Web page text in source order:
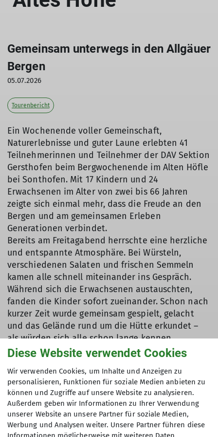
Gemeinsam unterwegs in den Allgäuer
Bergen
05.07.2026
Tourenbericht
Ein Wochenende voller Gemeinschaft,
Naturerlebnisse und guter Laune erlebten 41
Teilnehmerinnen und Teilnehmer der DAV Sektion
Gersthofen beim Bergwochenende im Alten Höfle
bei Sonthofen. Mit 17 Kindern und 24
Erwachsenen im Alter von zwei bis 66 Jahren
zeigte sich einmal mehr, dass die Freude an den
Bergen und am gemeinsamen Erleben
Generationen verbindet.
Bereits am Freitagabend herrschte eine herzliche
und entspannte Atmosphäre. Bei Würsteln,
verschiedenen Salaten und frischen Semmeln
kamen alle schnell miteinander ins Gespräch.
Während sich die Erwachsenen austauschten,
fanden die Kinder sofort zueinander. Schon nach
kurzer Zeit wurde gemeinsam gespielt, gelacht
und das Gelände rund um die Hütte erkundet –
als würden sich alle schon lange kennen.
Am Samstag stand die gemeinsame Bergtour auf
Horn, das bei sommerlichen Temperaturen und
herrlichem Bergwetter erwandert wurde. Oben
angekommen wurden die traumhaften Ausblicke
auf die Allgäuer Alpen genossen. Anschließend
kehrte die Gruppe auf der Fahrenbergalpe ein, wo
Diese Website verwendet Cookies
Wir verwenden Cookies, um Inhalte und Anzeigen zu
personalisieren, Funktionen für soziale Medien anbieten zu
können und Zugriffe auf unsere Website zu analysieren.
Außerdem geben wir Informationen zu Ihrer Verwendung
unserer Website an unsere Partner für soziale Medien,
Werbung und Analysen weiter. Unsere Partner führen diese